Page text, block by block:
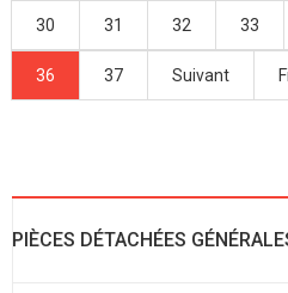
30 31 32 33
36 37 Suivant
PIÈCES DÉTACHÉES